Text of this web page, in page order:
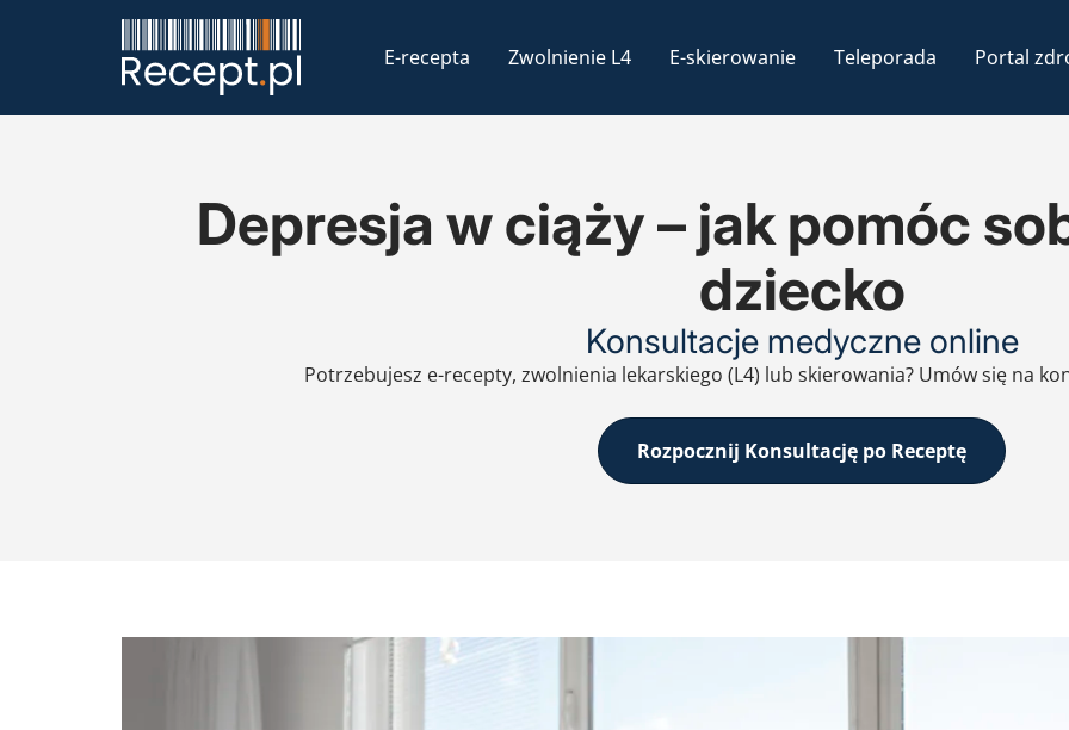
E-recepta Zwolnienie L4 E-skierowanie Teleporada Portal
Depresja w ciąży – jak pomóc
dziecko
Konsultacje medyczne online
Potrzebujesz e-recepty, zwolnienia lekarskiego (L4) lub skierowania? Umów się na
Rozpocznij Konsultację po Receptę